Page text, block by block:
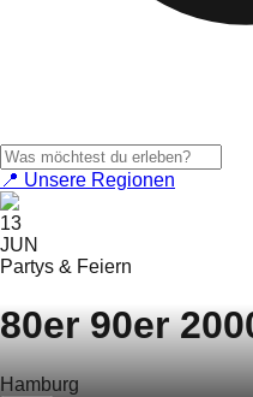
📍 Unsere Regionen
13
JUN
Partys & Feiern
80er 90er
Hamburg